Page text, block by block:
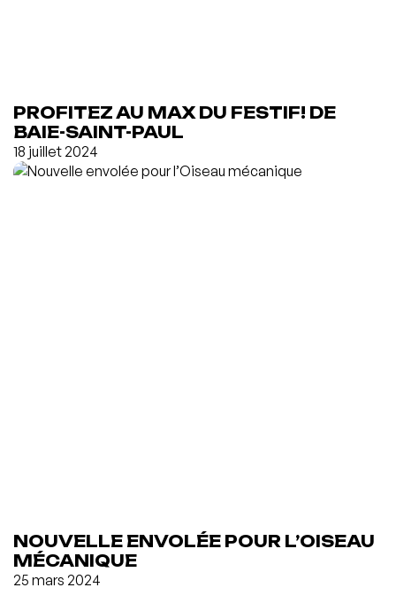
PROFITEZ AU MAX DU FESTIF! DE
BAIE-SAINT-PAUL
18 juillet 2024
NOUVELLE ENVOLÉE POUR L’OISEAU
MÉCANIQUE
25 mars 2024